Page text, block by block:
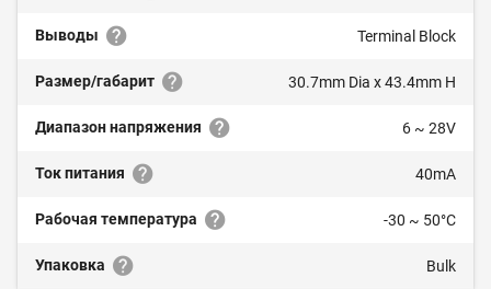
Выводы Terminal Block
Размер/габарит 30.7mm Dia x 43.4mm H
Диапазон напряжения 6 ~ 28V
Ток питания 40mA
Рабочая температура -30 ~ 50°C
Упаковка Bulk